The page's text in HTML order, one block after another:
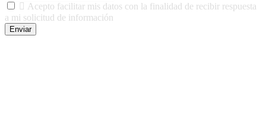
 Acepto facilitar mis datos con la finalidad de recibir respuesta
a mi solicitud de información
Enviar